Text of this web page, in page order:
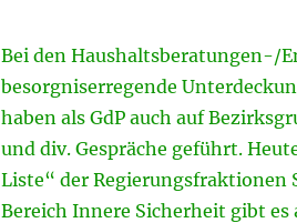
Bei den Haushaltsberatungen-/
besorgniserregende
haben als GdP auch auf
und div. Gespräche geführt.
Liste“ der Regierungsfraktionen
Bereich Innere Sicherheit gibt